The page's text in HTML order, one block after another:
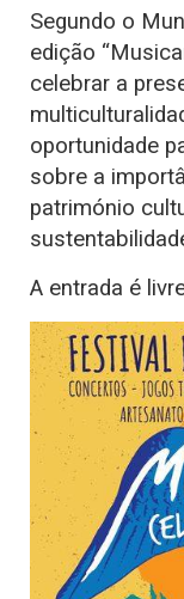
Segundo o
edição
celebrar a
oportunidade
sobre a
património
A entrada é